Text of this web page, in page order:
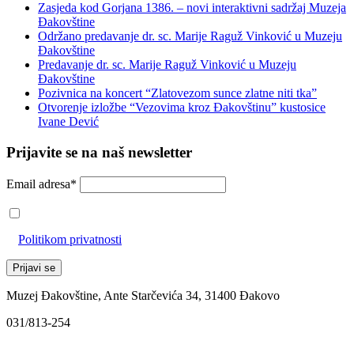
Zasjeda kod Gorjana 1386. – novi interaktivni sadržaj Muzeja
Đakovštine
Održano predavanje dr. sc. Marije Raguž Vinković u Muzeju
Đakovštine
Predavanje dr. sc. Marije Raguž Vinković u Muzeju
Đakovštine
Pozivnica na koncert “Zlatovezom sunce zlatne niti tka”
Otvorenje izložbe “Vezovima kroz Đakovštinu” kustosice
Ivane Dević
Prijavite se na naš newsletter
Email adresa*
Politikom privatnosti
Muzej Đakovštine, Ante Starčevića 34, 31400 Đakovo
031/813-254